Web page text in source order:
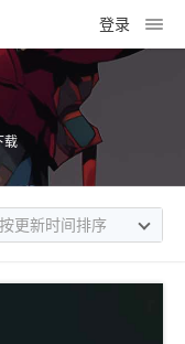
登录
载
按更新时间排序